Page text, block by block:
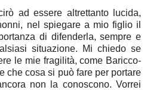
ad essere altrettanto lucida,
nel spiegare a mio figlio il
di difenderla, sempre e
situazione. Mi chiedo se
le mie fragilità, come Baricco-
che cosa si può fare per portare
non la conoscono. Vorrei